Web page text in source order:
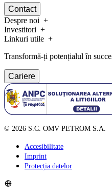
Contact
Despre noi
Investitori
Linkuri utile
Transformă-ți potențialul în
Cariere
© 2026 S.C. OMV PETROM S.A.
Accesibilitate
Imprint
Protecția datelor